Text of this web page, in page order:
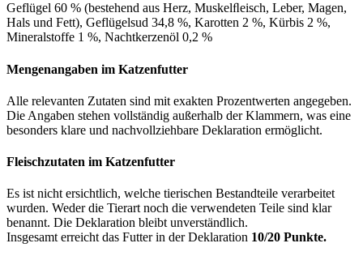
Geflügel 60 % (bestehend aus Herz, Muskelﬂeisch, Leber, Magen,
Hals und Fett), Geflügelsud 34,8 %, Karotten 2 %, Kürbis 2 %,
Mineralstoffe 1 %, Nachtkerzenöl 0,2 %
Mengenangaben im Katzenfutter
Alle relevanten Zutaten sind mit exakten Prozentwerten angegeben.
Die Angaben stehen vollständig außerhalb der Klammern, was eine
besonders klare und nachvollziehbare Deklaration ermöglicht.
Fleischzutaten im Katzenfutter
Es ist nicht ersichtlich, welche tierischen Bestandteile verarbeitet
wurden. Weder die Tierart noch die verwendeten Teile sind klar
benannt. Die Deklaration bleibt unverständlich.
Insgesamt erreicht das Futter in der Deklaration 10/20 Punkte.